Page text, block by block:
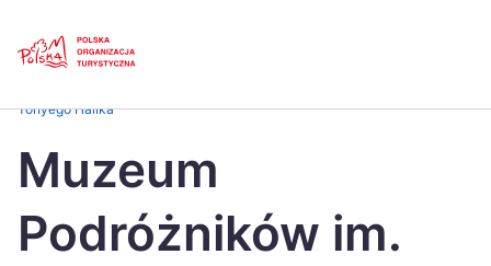
Česká
Dansk
Tonyego Halika
Muzeum
Podróżników im.